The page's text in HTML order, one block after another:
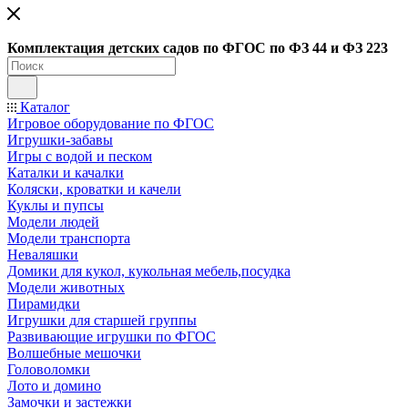
Комплектация детских садов по ФГОC по ФЗ 44 и ФЗ 223
Каталог
Игровое оборудование по ФГОС
Игрушки-забавы
Игры с водой и песком
Каталки и качалки
Коляски, кроватки и качели
Куклы и пупсы
Модели людей
Модели транспорта
Неваляшки
Домики для кукол, кукольная мебель,посудка
Модели животных
Пирамидки
Игрушки для старшей группы
Развивающие игрушки по ФГОС
Волшебные мешочки
Головоломки
Лото и домино
Замочки и застежки